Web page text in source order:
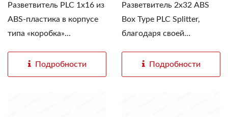
Разветвитель PLC 1x16 из
ABS-пластика в корпусе
типа «коробка»...
Подробности
Разветвитель 2x32 ABS
Box Type PLC Splitter,
благодаря своей
Подробности